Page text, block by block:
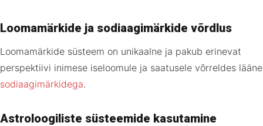
Loomamärkide ja sodiaagimärkide võrdlus
Loomamärkide süsteem on unikaalne ja pakub erinevat
perspektiivi inimese iseloomule ja saatusele võrreldes lääne
sodiaagimärkidega.
Astroloogiliste süsteemide kasutamine